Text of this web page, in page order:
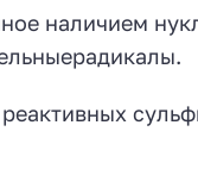
наличием